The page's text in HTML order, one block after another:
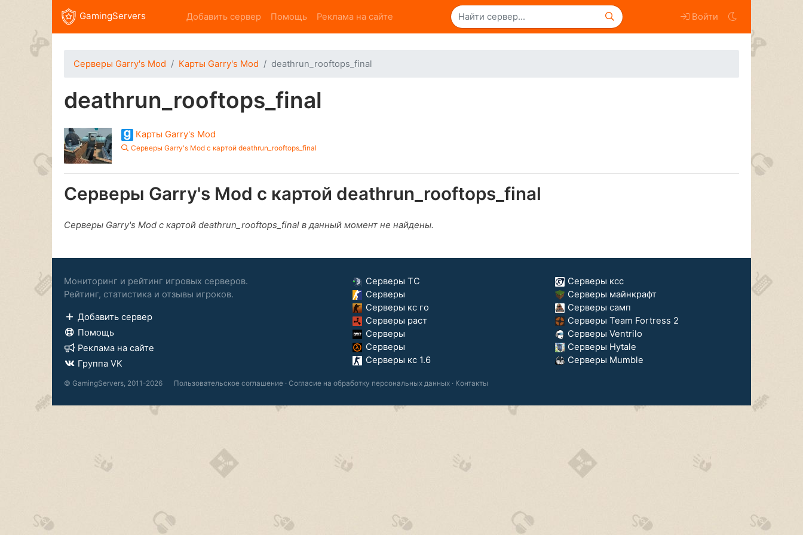
GamingServers Добавить сервер Помощь Реклама на сайте Войти
Серверы Garry's Mod Карты Garry's Mod deathrun_rooftops_final
deathrun_rooftops_final
Карты Garry's Mod
Серверы Garry's Mod с картой deathrun_rooftops_final
Серверы Garry's Mod с картой deathrun_rooftops_final
Серверы Garry's Mod с картой deathrun_rooftops_final в данный момент не найдены.
Мониторинг и рейтинг игровых серверов.
Рейтинг, статистика и отзывы игроков.
Добавить сервер
Помощь
Реклама на сайте
Группа VK
Серверы ТС
Серверы
Серверы кс го
Серверы раст
Серверы
Серверы
Серверы кс 1.6
Серверы ксс
Серверы майнкрафт
Серверы самп
Серверы Team Fortress 2
Серверы Ventrilo
Серверы Hytale
Серверы Mumble
© GamingServers, 2011-2026 Пользовательское соглашение · Согласие на обработку персональных данных · Контакты